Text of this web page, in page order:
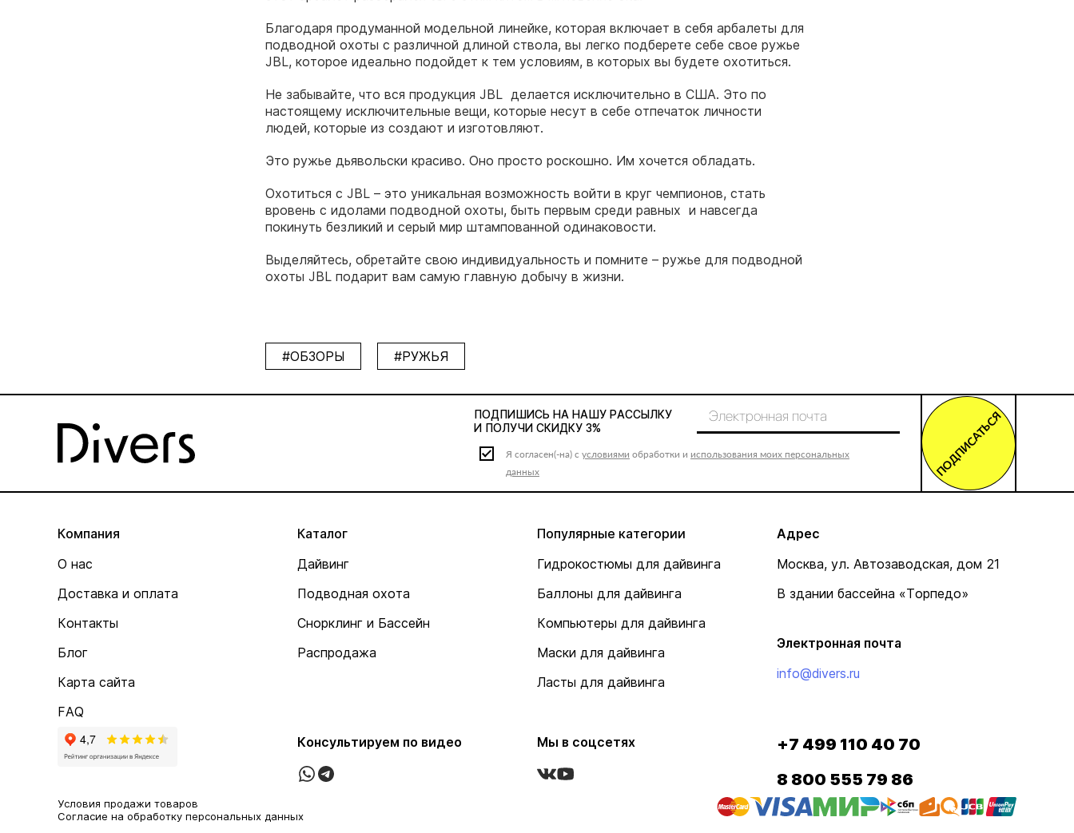
Благодаря продуманной модельной линейке, которая включает в себя арбалеты для
подводной охоты с различной длиной ствола, вы легко подберете себе свое ружье
JBL, которое идеально подойдет к тем условиям, в которых вы будете охотиться.
Не забывайте, что вся продукция JBL делается исключительно в США. Это по
настоящему исключительные вещи, которые несут в себе отпечаток личности
людей, которые из создают и изготовляют.
Это ружье дьявольски красиво. Оно просто роскошно. Им хочется обладать.
Охотиться с JBL – это уникальная возможность войти в круг чемпионов, стать
вровень с идолами подводной охоты, быть первым среди равных и навсегда
покинуть безликий и серый мир штампованной одинаковости.
Выделяйтесь, обретайте свою индивидуальность и помните – ружье для подводной
охоты JBL подарит вам самую главную добычу в жизни.
#ОБЗОРЫ #РУЖЬЯ
ПОДПИШИСЬ НА НАШУ РАССЫЛКУ
И ПОЛУЧИ СКИДКУ 3%
Я согласен(-на) с условиями обработки и использования моих персональных
данных
ПОДПИСАТЬСЯ
Компания
О нас
Доставка и оплата
Контакты
Блог
Карта сайта
FAQ
Каталог
Дайвинг
Подводная охота
Снорклинг и Бассейн
Распродажа
Популярные категории
Гидрокостюмы для дайвинга
Баллоны для дайвинга
Компьютеры для дайвинга
Маски для дайвинга
Ласты для дайвинга
Адрес
Москва, ул. Автозаводская, дом 21
В здании бассейна «Торпедо»
Электронная почта
info@divers.ru
Консультируем по видео Мы в соцсетях
+7 499 110 40 70
8 800 555 79 86
Условия продажи товаров
Согласие на обработку персональных данных